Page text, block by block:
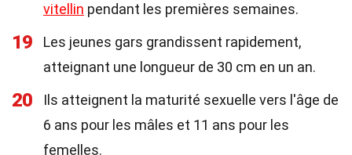
vitellin pendant les premières semaines.
19
Les jeunes gars grandissent rapidement,
atteignant une longueur de 30 cm en un an.
20
Ils atteignent la maturité sexuelle vers l'âge de
6 ans pour les mâles et 11 ans pour les
femelles.